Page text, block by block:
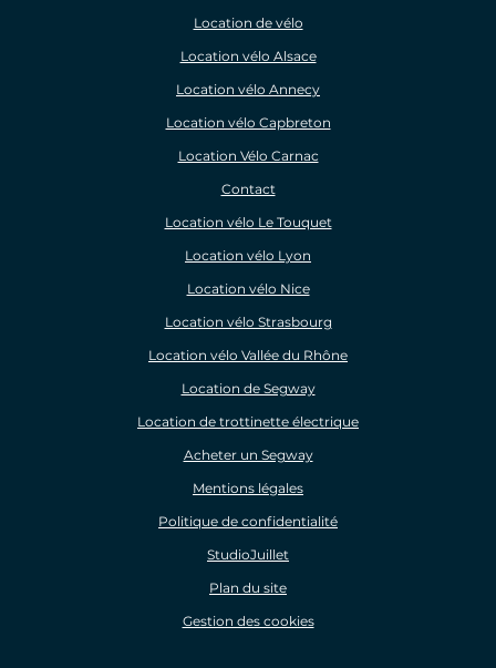
Location de vélo
Location vélo Alsace
Location vélo Annecy
Location vélo Capbreton
Location Vélo Carnac
Contact
Location vélo Le Touquet
Location vélo Lyon
Location vélo Nice
Location vélo Strasbourg
Location vélo Vallée du Rhône
Location de Segway
Location de trottinette électrique
Acheter un Segway
Mentions légales
Politique de confidentialité
StudioJuillet
Plan du site
Gestion des cookies